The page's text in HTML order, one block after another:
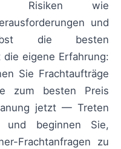
Risiken wie
und
die besten
eigene Erfahrung:
Sie Frachtaufträge
zum besten Preis
jetzt — Treten
und beginnen Sie,
Frachtanfragen zu